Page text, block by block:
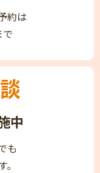
約は
中
も